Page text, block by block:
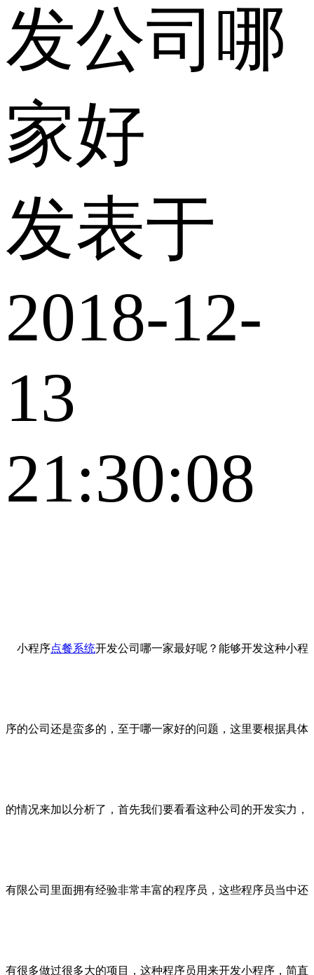
发公司哪
家好
发表于
2018-12-
13
21:30:08
小程序点餐系统开发公司哪一家最好呢？能够开发这种小程
序的公司还是蛮多的，至于哪一家好的问题，这里要根据具体
的情况来加以分析了，首先我们要看看这种公司的开发实力，
有限公司里面拥有经验非常丰富的程序员，这些程序员当中还
有很多做过很多大的项目，这种程序员用来开发小程序，简直